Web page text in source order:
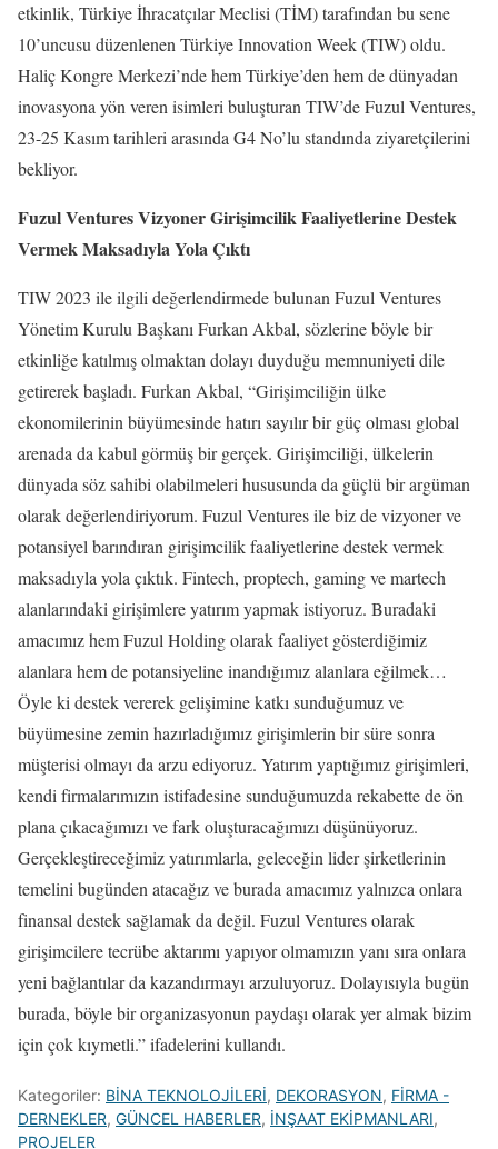
etkinlik, Türkiye İhracatçılar Meclisi (TİM) tarafından bu sene
10’uncusu düzenlenen Türkiye Innovation Week (TIW) oldu.
Haliç Kongre Merkezi’nde hem Türkiye’den hem de dünyadan
inovasyona yön veren isimleri buluşturan TIW’de Fuzul Ventures,
23-25 Kasım tarihleri arasında G4 No’lu standında ziyaretçilerini
bekliyor.
Fuzul Ventures Vizyoner Girişimcilik Faaliyetlerine Destek
Vermek Maksadıyla Yola Çıktı
TIW 2023 ile ilgili değerlendirmede bulunan Fuzul Ventures
Yönetim Kurulu Başkanı Furkan Akbal, sözlerine böyle bir
etkinliğe katılmış olmaktan dolayı duyduğu memnuniyeti dile
getirerek başladı. Furkan Akbal, “Girişimciliğin ülke
ekonomilerinin büyümesinde hatırı sayılır bir güç olması global
arenada da kabul görmüş bir gerçek. Girişimciliği, ülkelerin
dünyada söz sahibi olabilmeleri hususunda da güçlü bir argüman
olarak değerlendiriyorum. Fuzul Ventures ile biz de vizyoner ve
potansiyel barındıran girişimcilik faaliyetlerine destek vermek
maksadıyla yola çıktık. Fintech, proptech, gaming ve martech
alanlarındaki girişimlere yatırım yapmak istiyoruz. Buradaki
amacımız hem Fuzul Holding olarak faaliyet gösterdiğimiz
alanlara hem de potansiyeline inandığımız alanlara eğilmek…
Öyle ki destek vererek gelişimine katkı sunduğumuz ve
büyümesine zemin hazırladığımız girişimlerin bir süre sonra
müşterisi olmayı da arzu ediyoruz. Yatırım yaptığımız girişimleri,
kendi firmalarımızın istifadesine sunduğumuzda rekabette de ön
plana çıkacağımızı ve fark oluşturacağımızı düşünüyoruz.
Gerçekleştireceğimiz yatırımlarla, geleceğin lider şirketlerinin
temelini bugünden atacağız ve burada amacımız yalnızca onlara
finansal destek sağlamak da değil. Fuzul Ventures olarak
girişimcilere tecrübe aktarımı yapıyor olmamızın yanı sıra onlara
yeni bağlantılar da kazandırmayı arzuluyoruz. Dolayısıyla bugün
burada, böyle bir organizasyonun paydaşı olarak yer almak bizim
için çok kıymetli.” ifadelerini kullandı.
Kategoriler: BİNA TEKNOLOJİLERİ, DEKORASYON, FİRMA -
DERNEKLER, GÜNCEL HABERLER, İNŞAAT EKİPMANLARI,
PROJELER